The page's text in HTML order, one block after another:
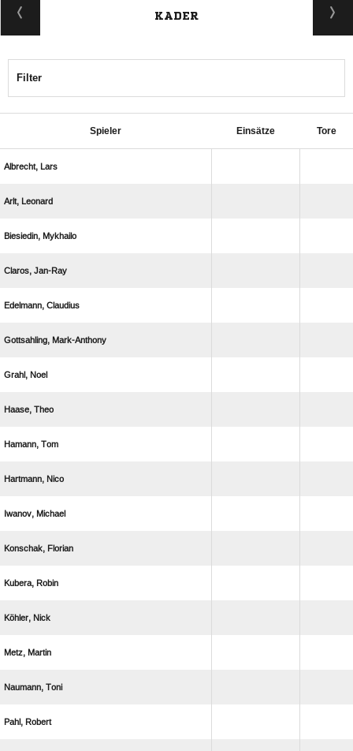
KADER
Filter
Spieler Einsätze Tore
 
 
 
 
 
 
 
 
 
 
 
 
 
 
 
 
 